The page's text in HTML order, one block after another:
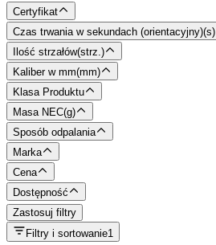
Certyfikat
Czas trwania w sekundach (orientacyjny)(s)
Ilość strzałów(strz. )
Kaliber w mm(mm)
Klasa Produktu
Masa NEC(g)
Sposób odpalania
Marka
Cena
Dostępność
Zastosuj filtry
Filtry i sortowanie1